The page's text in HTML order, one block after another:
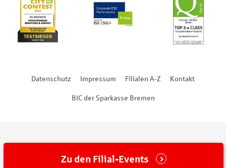
Zu den Filial-Events
Datenschutz Impressum Filialen A-Z Kontakt
BIC der Sparkasse Bremen